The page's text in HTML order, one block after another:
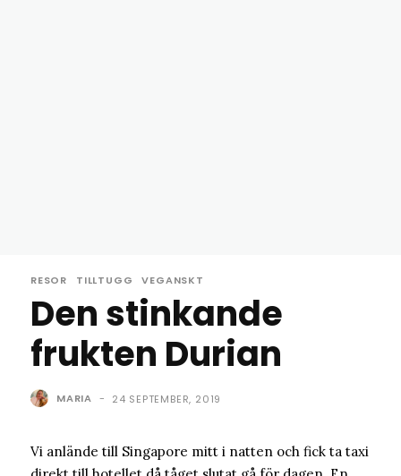
RESOR TILLTUGG VEGANSKT
Den stinkande
frukten Durian
MARIA - 24 SEPTEMBER, 2019
Vi anlände till Singapore mitt i natten och fick ta taxi